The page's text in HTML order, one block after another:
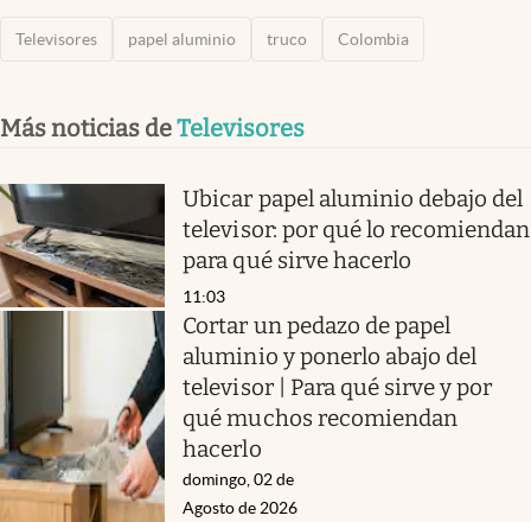
Televisores papel aluminio truco Colombia
Más noticias deTelevisores
Ubicar papel aluminio debajo del
televisor: por qué lo recomiendan
para qué sirve hacerlo
11:03
Cortar un pedazo de papel
aluminio y ponerlo abajo del
televisor | Para qué sirve y por
qué muchos recomiendan
hacerlo
domingo, 02 de
Agosto de 2026